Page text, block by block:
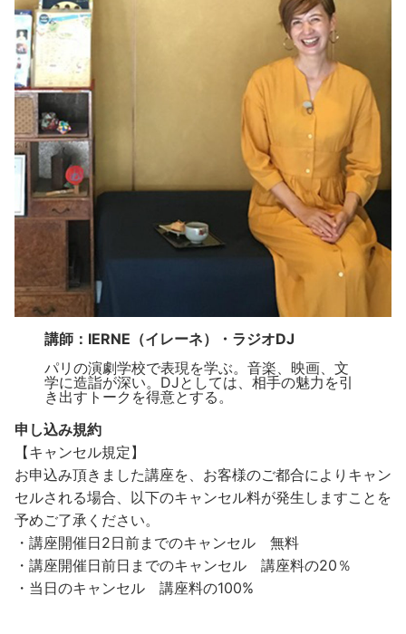
講師：IERNE（イレーネ）・ラジオDJ
パリの演劇学校で表現を学ぶ。音楽、映画、文
学に造詣が深い。DJとしては、相手の魅力を引
き出すトークを得意とする。
申し込み規約
【キャンセル規定】
お申込み頂きました講座を、お客様のご都合によりキャン
セルされる場合、以下のキャンセル料が発生しますことを
予めご了承ください。
・講座開催日2日前までのキャンセル 無料
・講座開催日前日までのキャンセル 講座料の20％
・当日のキャンセル 講座料の100%